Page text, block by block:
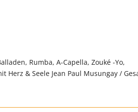
Rumba, A-Capella, Zouké -Yo,
Herz & Seele Jean Paul Musungay /